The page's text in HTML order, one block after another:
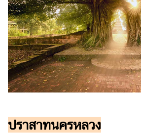
ปราสาทนครหลวง